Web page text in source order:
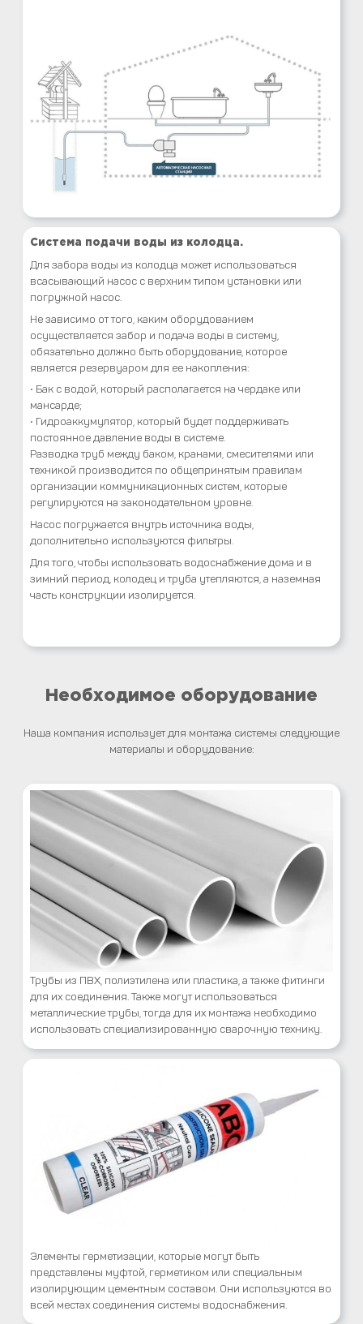
Система подачи воды из колодца.
Для забора воды из колодца может использоваться
всасывающий насос с верхним типом установки или
погружной насос.
Не зависимо от того, каким оборудованием
осуществляется забор и подача воды в систему,
обязательно должно быть оборудование, которое
является резервуаром для ее накопления:
• Бак с водой, который располагается на чердаке или
мансарде;
• Гидроаккумулятор, который будет поддерживать
постоянное давление воды в системе.
Разводка труб между баком, кранами, смесителями или
техникой производится по общепринятым правилам
организации коммуникационных систем, которые
регулируются на законодательном уровне.
Насос погружается внутрь источника воды,
дополнительно используются фильтры.
Для того, чтобы использовать водоснабжение дома и в
зимний период, колодец и труба утепляются, а наземная
часть конструкции изолируется.
Необходимое оборудование
Наша компания использует для монтажа системы следующие
материалы и оборудование:
Трубы из ПВХ, полиэтилена или пластика, а также фитинги
для их соединения. Также могут использоваться
металлические трубы, тогда для их монтажа необходимо
использовать специализированную сварочную технику.
Элементы герметизации, которые могут быть
представлены муфтой, герметиком или специальным
изолирующим цементным составом. Они используются во
всей местах соединения системы водоснабжения.